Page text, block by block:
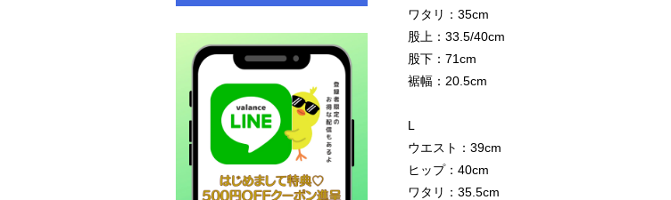
ワタリ：35cm
股上：33.5/40cm
股下：71cm
裾幅：20.5cm
L
ウエスト：39cm
ヒップ：40cm
ワタリ：35.5cm